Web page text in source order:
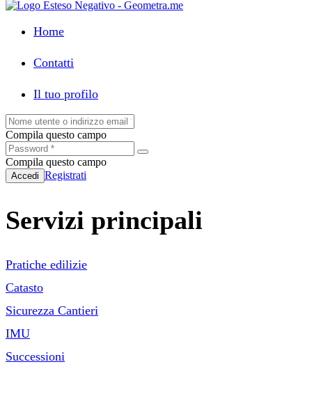
Home
Contatti
Il tuo profilo
Compila questo campo
Compila questo campo
Accedi Registrati
Servizi principali
Pratiche edilizie
Catasto
Sicurezza Cantieri
IMU
Successioni